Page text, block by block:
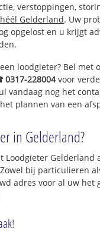
verstoppingen,
Gelderland. Uw
opgelost en u krijgt
loodgieter? Bel met
228004voor
vandaag nog het
plannen van een
in Gelderland?
Loodgieter Gelderland
bij particulieren
adres voor al uw het